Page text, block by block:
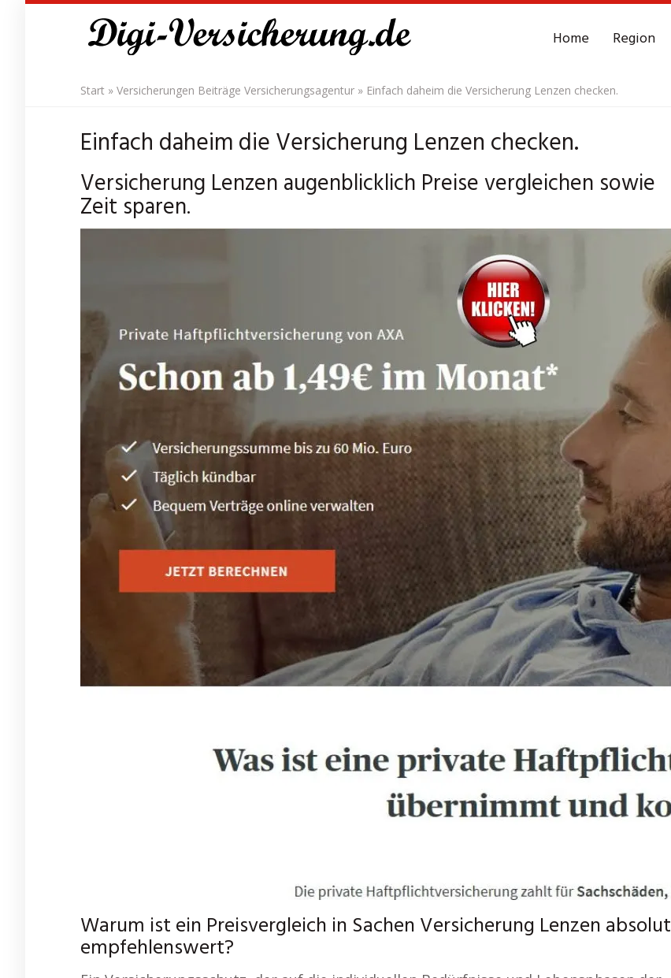
Home Region
Start » Versicherungen Beiträge Versicherungsagentur » Einfach daheim die Versicherung Lenzen checken.
Einfach daheim die Versicherung Lenzen checken.
Versicherung Lenzen augenblicklich Preise vergleichen sowie
Zeit sparen.
Warum ist ein Preisvergleich in Sachen Versicherung Lenzen absolut
empfehlenswert?